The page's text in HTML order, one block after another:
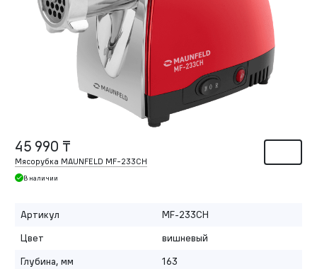
45 990 ₸
Мясорубка MAUNFELD MF-233CH
В наличии
Артикул
MF-233CH
Цвет
вишневый
Глубина, мм
163